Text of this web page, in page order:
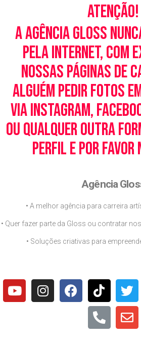
Atenção!
A Agência Gloss
pela Internet, com
nossas páginas de
alguém pedir fotos
via Instagram,
ou qualquer outra
perfil e por favor
Agência
• A melhor agência para carreira
• Quer fazer parte da Gloss ou contratar
• Soluções criativas para